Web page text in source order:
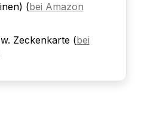
(bei Amazon
Zeckenkarte (bei